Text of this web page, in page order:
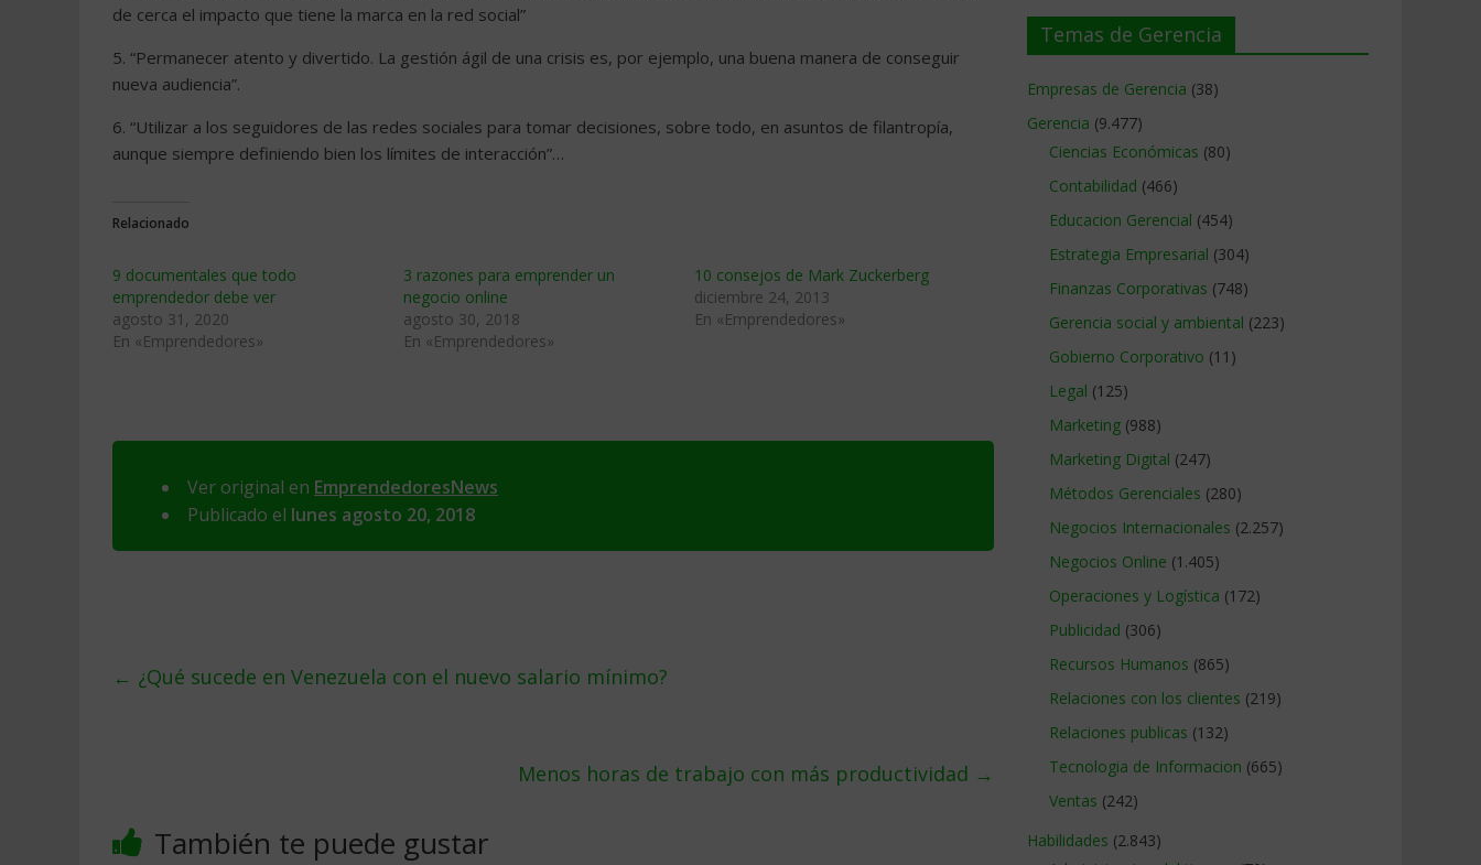
de cerca el impacto que tiene la marca en la red social”
5. “Permanecer atento y divertido. La gestión ágil de una crisis es, por ejemplo, una buena manera de conseguir
nueva audiencia”.
6. “Utilizar a los seguidores de las redes sociales para tomar decisiones, sobre todo, en asuntos de filantropía,
aunque siempre definiendo bien los límites de interacción”…
Relacionado
9 documentales que todo
emprendedor debe ver
agosto 31, 2020
En «Emprendedores»
3 razones para emprender un
negocio online
agosto 30, 2018
En «Emprendedores»
10 consejos de Mark Zuckerberg
diciembre 24, 2013
En «Emprendedores»
Ver original en EmprendedoresNews
Publicado el lunes agosto 20, 2018
← ¿Qué sucede en Venezuela con el nuevo salario mínimo?
Menos horas de trabajo con más productividad →
También te puede gustar
Temas de Gerencia
Empresas de Gerencia (38)
Gerencia (9.477)
Ciencias Económicas (80)
Contabilidad (466)
Educacion Gerencial (454)
Estrategia Empresarial (304)
Finanzas Corporativas (748)
Gerencia social y ambiental (223)
Gobierno Corporativo (11)
Legal (125)
Marketing (988)
Marketing Digital (247)
Métodos Gerenciales (280)
Negocios Internacionales (2.257)
Negocios Online (1.405)
Operaciones y Logística (172)
Publicidad (306)
Recursos Humanos (865)
Relaciones con los clientes (219)
Relaciones publicas (132)
Tecnologia de Informacion (665)
Ventas (242)
Habilidades (2.843)